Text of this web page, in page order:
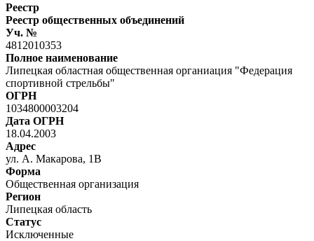
Реестр
Реестр общественных объединений
Уч. №
4812010353
Полное наименование
Липецкая областная общественная органиация "Федерация
спортивной стрельбы"
ОГРН
1034800003204
Дата ОГРН
18.04.2003
Адрес
ул. А. Макарова, 1В
Форма
Общественная организация
Регион
Липецкая область
Статус
Исключенные